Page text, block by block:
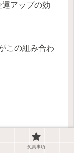
アップの効
この組み合わ
。
免責事項